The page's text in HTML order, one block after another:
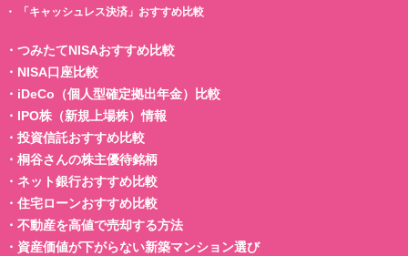
・
「キャッシュレス決済」おすすめ比較
・ つみたてNISAおすすめ比較
・ NISA口座比較
・ iDeCo（個人型確定拠出年金）比較
・ IPO株（新規上場株）情報
・ 投資信託おすすめ比較
・ 桐谷さんの株主優待銘柄
・ ネット銀行おすすめ比較
・ 住宅ローンおすすめ比較
・ 不動産を高値で売却する方法
・ 資産価値が下がらない新築マンション選び